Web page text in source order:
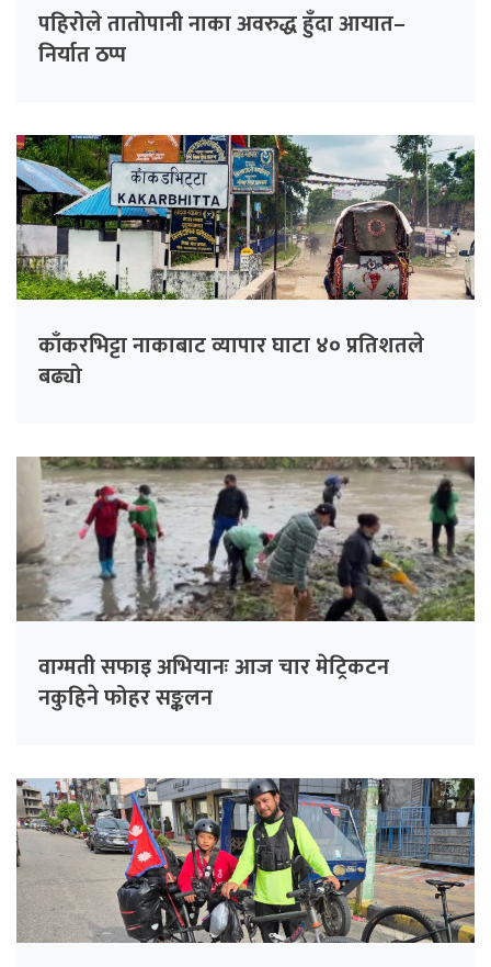
पहिरोले तातोपानी नाका अवरुद्ध हुँदा आयात–
निर्यात ठप्प
काँकरभिट्टा नाकाबाट व्यापार घाटा ४० प्रतिशतले
बढ्यो
वाग्मती सफाइ अभियानः आज चार मेट्रिकटन
नकुहिने फोहर सङ्कलन